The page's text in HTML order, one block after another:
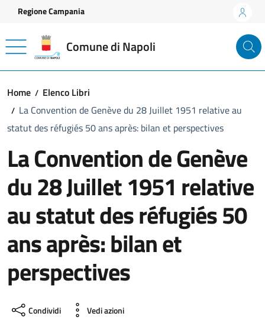
Vai ai contenuti
Vai al footer
Regione Campania
Comune di Napoli
Home
Elenco Libri
La Convention de Genève du 28 Juillet 1951 relative au
statut des réfugiés 50 ans après: bilan et perspectives
La Convention de Genève
du 28 Juillet 1951 relative
au statut des réfugiés 50
ans après: bilan et
perspectives
Condividi Vedi azioni